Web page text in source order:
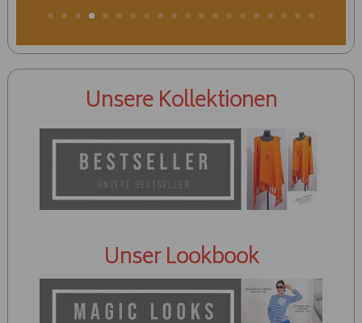
Unsere Kollektionen
Unser Lookbook